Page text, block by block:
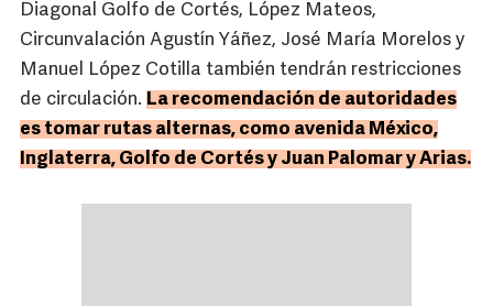
Diagonal Golfo de Cortés, López Mateos,
Circunvalación Agustín Yáñez, José María Morelos y
Manuel López Cotilla también tendrán restricciones
de circulación. La recomendación de autoridades
es tomar rutas alternas, como avenida México,
Inglaterra, Golfo de Cortés y Juan Palomar y Arias.